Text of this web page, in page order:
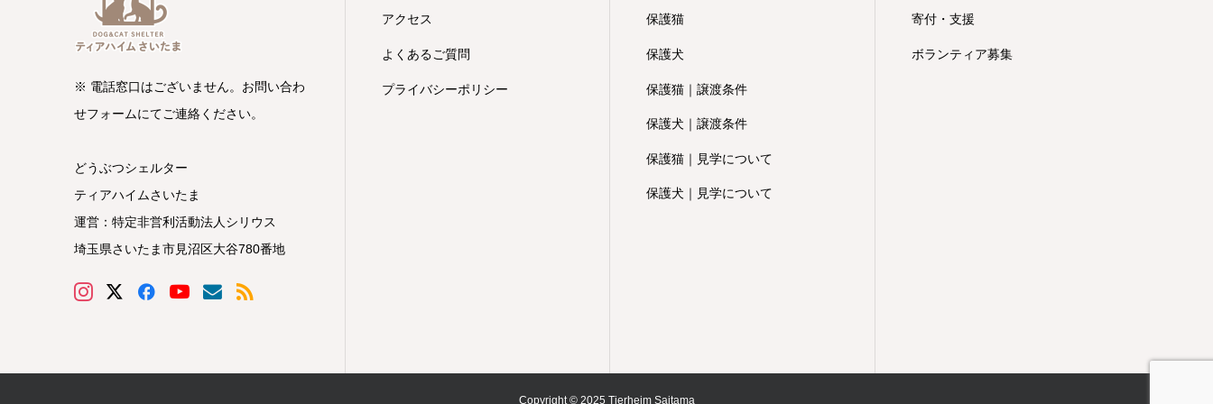
※ 電話窓口はございません。お問い合わ
せフォームにてご連絡ください。
どうぶつシェルター
ティアハイムさいたま
運営：特定非営利活動法人シリウス
埼玉県さいたま市見沼区大谷780番地
アクセス
よくあるご質問
プライバシーポリシー
保護猫
保護犬
保護猫｜譲渡条件
保護犬｜譲渡条件
保護猫｜見学について
保護犬｜見学について
寄付・支援
ボランティア募集
Copyright © 2025 Tierheim Saitama